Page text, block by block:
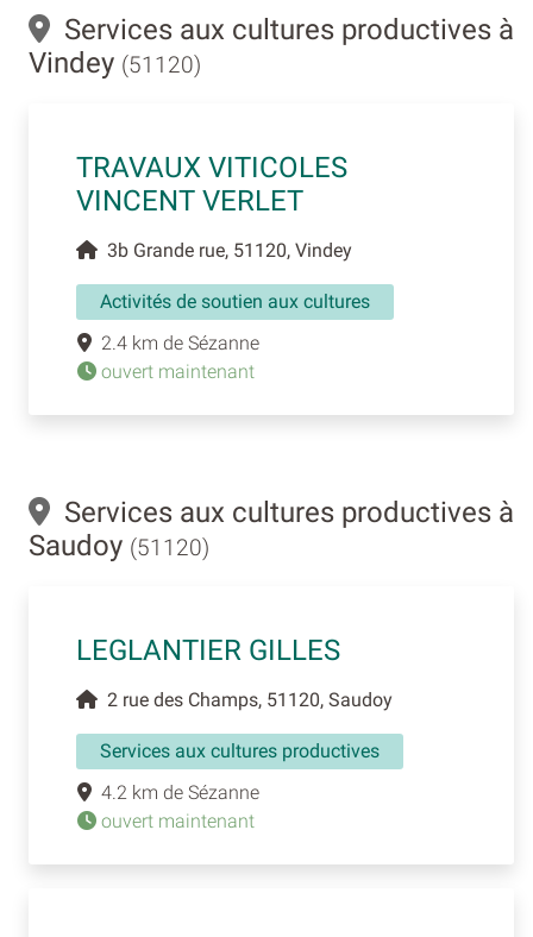
Services aux cultures productives à
Vindey (51120)
TRAVAUX VITICOLES
VINCENT VERLET
3b Grande rue, 51120, Vindey
Activités de soutien aux cultures
2.4 km de Sézanne
ouvert maintenant
Services aux cultures productives à
Saudoy (51120)
LEGLANTIER GILLES
2 rue des Champs, 51120, Saudoy
Services aux cultures productives
4.2 km de Sézanne
ouvert maintenant